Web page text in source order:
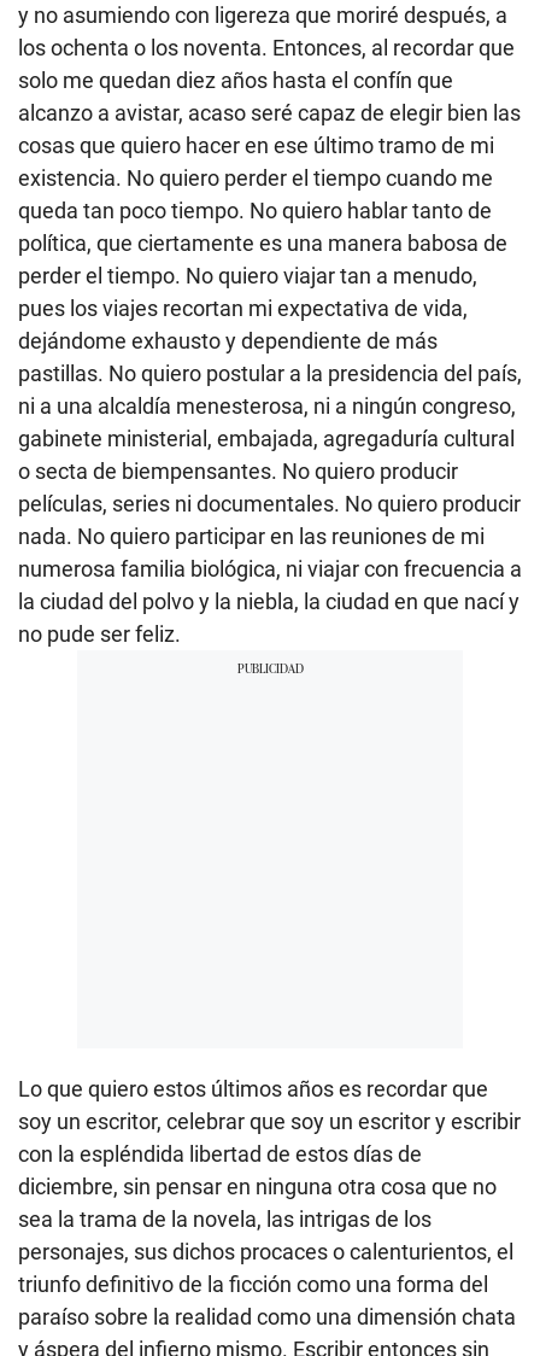
y no asumiendo con ligereza que moriré después, a
los ochenta o los noventa. Entonces, al recordar que
solo me quedan diez años hasta el confín que
alcanzo a avistar, acaso seré capaz de elegir bien las
cosas que quiero hacer en ese último tramo de mi
existencia. No quiero perder el tiempo cuando me
queda tan poco tiempo. No quiero hablar tanto de
política, que ciertamente es una manera babosa de
perder el tiempo. No quiero viajar tan a menudo,
pues los viajes recortan mi expectativa de vida,
dejándome exhausto y dependiente de más
pastillas. No quiero postular a la presidencia del país,
ni a una alcaldía menesterosa, ni a ningún congreso,
gabinete ministerial, embajada, agregaduría cultural
o secta de biempensantes. No quiero producir
películas, series ni documentales. No quiero producir
nada. No quiero participar en las reuniones de mi
numerosa familia biológica, ni viajar con frecuencia a
la ciudad del polvo y la niebla, la ciudad en que nací y
no pude ser feliz.
Lo que quiero estos últimos años es recordar que
soy un escritor, celebrar que soy un escritor y escribir
con la espléndida libertad de estos días de
diciembre, sin pensar en ninguna otra cosa que no
sea la trama de la novela, las intrigas de los
personajes, sus dichos procaces o calenturientos, el
triunfo definitivo de la ficción como una forma del
paraíso sobre la realidad como una dimensión chata
y áspera del infierno mismo. Escribir entonces sin